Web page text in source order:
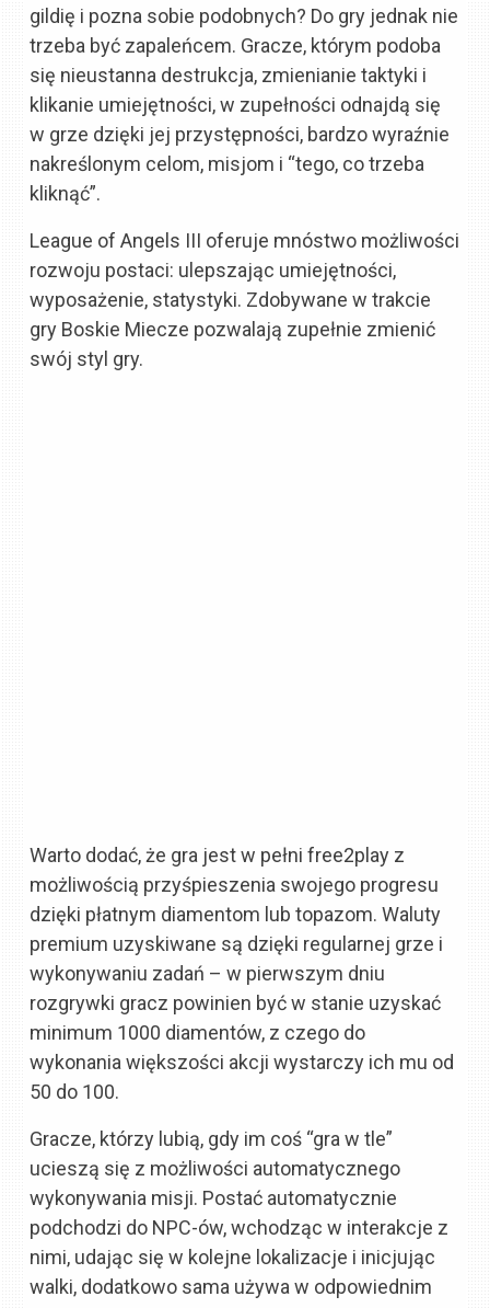
gildię i pozna sobie podobnych? Do gry jednak nie
trzeba być zapaleńcem. Gracze, którym podoba
się nieustanna destrukcja, zmienianie taktyki i
klikanie umiejętności, w zupełności odnajdą się
w grze dzięki jej przystępności, bardzo wyraźnie
nakreślonym celom, misjom i “tego, co trzeba
kliknąć”.
League of Angels III oferuje mnóstwo możliwości
rozwoju postaci: ulepszając umiejętności,
wyposażenie, statystyki. Zdobywane w trakcie
gry Boskie Miecze pozwalają zupełnie zmienić
swój styl gry.
Warto dodać, że gra jest w pełni free2play z
możliwością przyśpieszenia swojego progresu
dzięki płatnym diamentom lub topazom. Waluty
premium uzyskiwane są dzięki regularnej grze i
wykonywaniu zadań – w pierwszym dniu
rozgrywki gracz powinien być w stanie uzyskać
minimum 1000 diamentów, z czego do
wykonania większości akcji wystarczy ich mu od
50 do 100.
Gracze, którzy lubią, gdy im coś “gra w tle”
ucieszą się z możliwości automatycznego
wykonywania misji. Postać automatycznie
podchodzi do NPC-ów, wchodząc w interakcje z
nimi, udając się w kolejne lokalizacje i inicjując
walki, dodatkowo sama używa w odpowiednim